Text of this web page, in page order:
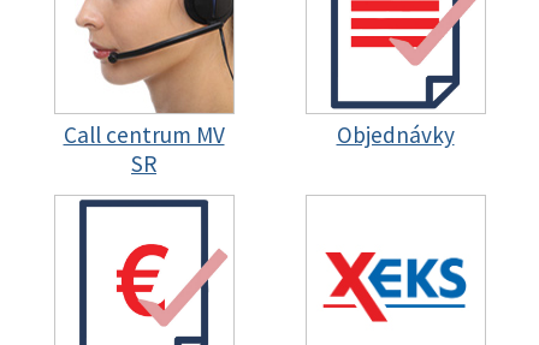
Call centrum MV
SR
Objednávky